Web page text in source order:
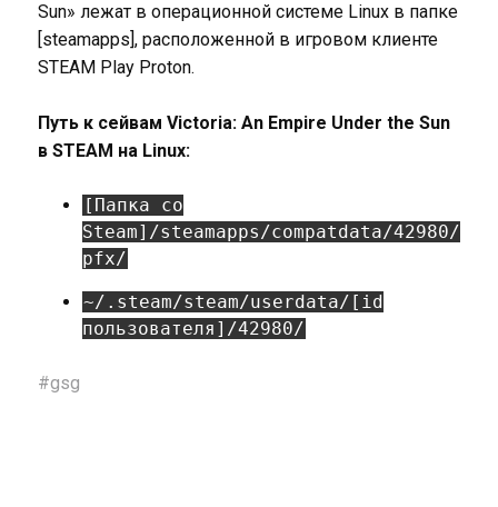
Sun» лежат в операционной системе Linux в папке
[steamapps], расположенной в игровом клиенте
STEAM Play Proton.
Путь к сейвам Victoria: An Empire Under the Sun
в STEAM на Linux:
[Папка со
Steam]/steamapps/compatdata/42980/
pfx/
~/.steam/steam/userdata/[id
пользователя]/42980/
#gsg